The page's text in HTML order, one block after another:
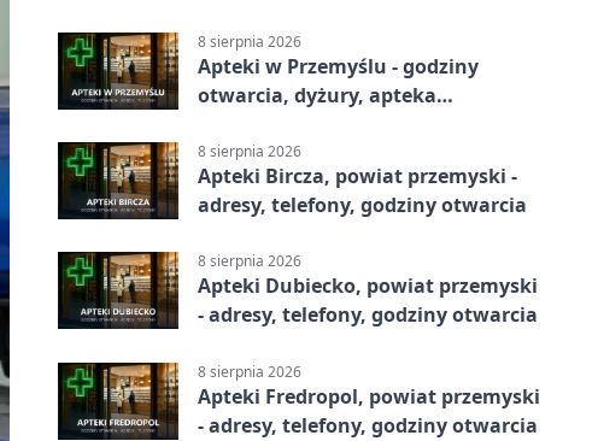
8 sierpnia 2026
Apteki w Przemyślu - godziny
otwarcia, dyżury, apteka
8 sierpnia 2026
Apteki Bircza, powiat przemyski -
adresy, telefony, godziny otwarcia
8 sierpnia 2026
Apteki Dubiecko, powiat przemyski
- adresy, telefony, godziny otwarcia
8 sierpnia 2026
Apteki Fredropol, powiat przemyski
- adresy, telefony, godziny otwarcia